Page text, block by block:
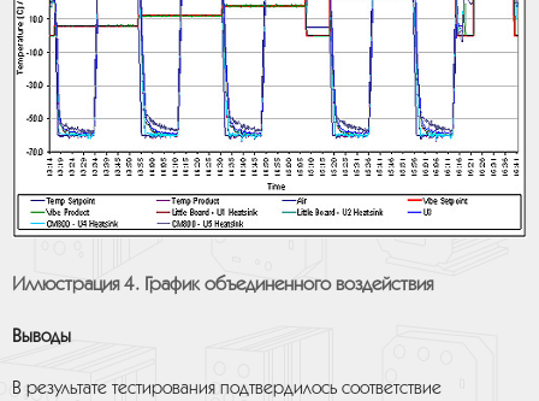
Иллюстрация 4. График объединенного воздействия
Выводы
В результате тестирования подтвердилось соответствие